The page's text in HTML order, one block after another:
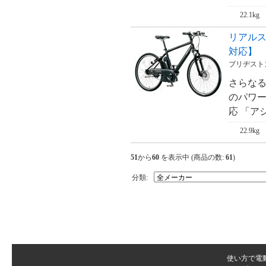
22.1kg
リアル
対応】
ブリヂスト
さらな
のパワ
応 「ア
22.9kg
51から60 を表示中 (商品の数: 61)
分類:
使い方で電